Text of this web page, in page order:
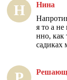
Н Нина
я то а
нно, как
садиках